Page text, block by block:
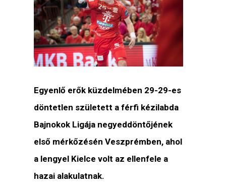
Egyenlő erők küzdelmében 29-29-es
döntetlen született a férfi kézilabda
Bajnokok Ligája negyeddöntőjének
első mérkőzésén Veszprémben, ahol
a lengyel Kielce volt az ellenfele a
hazai alakulatnak.